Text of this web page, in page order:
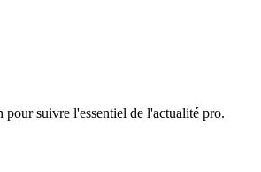
suivre l'essentiel de l'actualité pro.